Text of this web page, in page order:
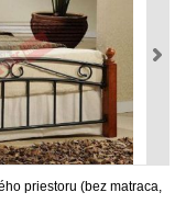
priestoru (bez matraca,